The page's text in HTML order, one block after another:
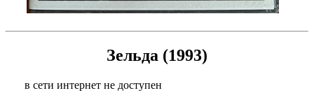
Зельда (1993)
в сети интернет не доступен